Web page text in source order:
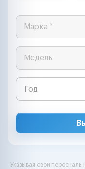
Марка *
Модель
Указывая свои